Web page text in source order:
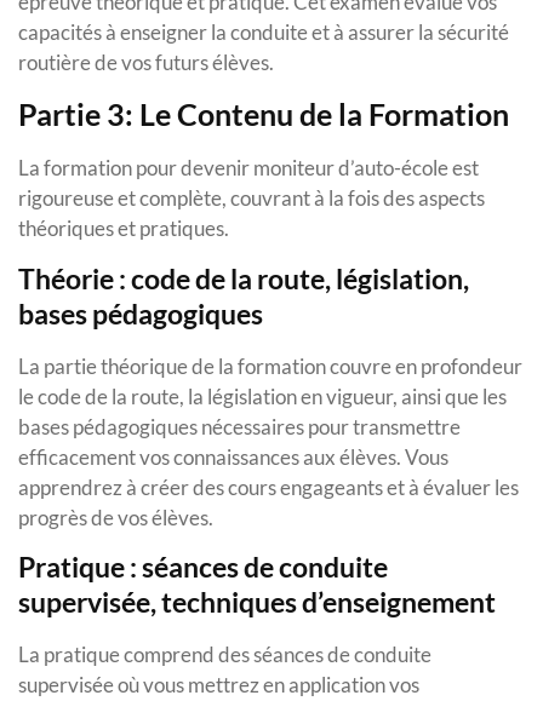
capacités à enseigner la conduite et à assurer la sécurité
routière de vos futurs élèves.
Partie 3: Le Contenu de la Formation
La formation pour devenir moniteur d’auto-école est
rigoureuse et complète, couvrant à la fois des aspects
théoriques et pratiques.
Théorie : code de la route, législation,
bases pédagogiques
La partie théorique de la formation couvre en profondeur
le code de la route, la législation en vigueur, ainsi que les
bases pédagogiques nécessaires pour transmettre
efficacement vos connaissances aux élèves. Vous
apprendrez à créer des cours engageants et à évaluer les
progrès de vos élèves.
Pratique : séances de conduite
supervisée, techniques d’enseignement
La pratique comprend des séances de conduite
supervisée où vous mettrez en application vos